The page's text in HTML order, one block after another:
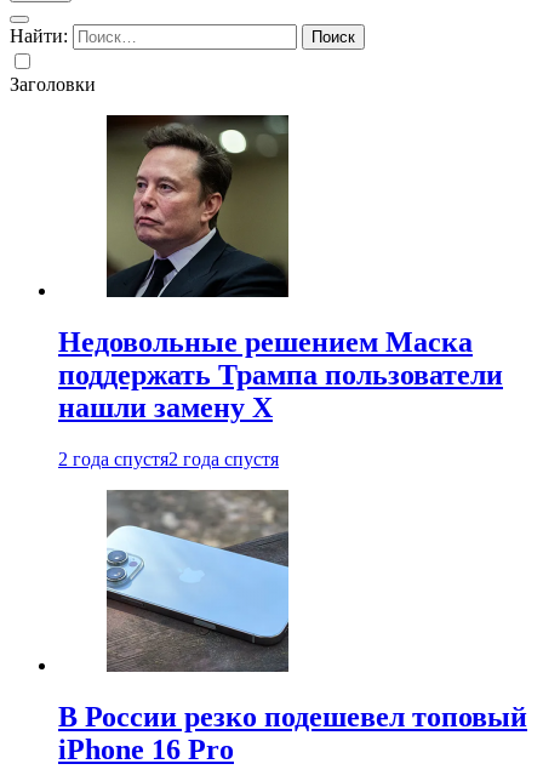
Найти:
Заголовки
Недовольные решением Маска
поддержать Трампа пользователи
нашли замену X
2 года спустя2 года спустя
В России резко подешевел топовый
iPhone 16 Pro